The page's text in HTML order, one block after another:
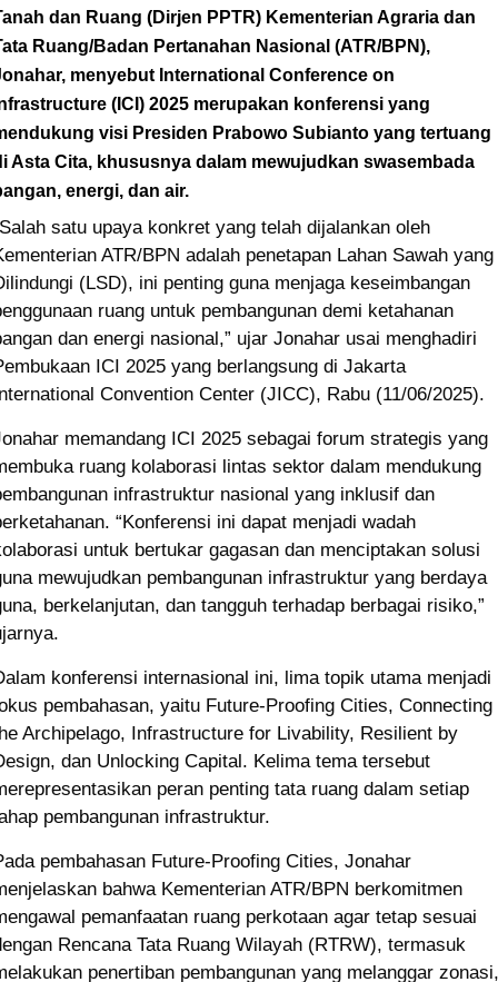
dan Ruang (Dirjen PPTR) Kementerian Agraria dan
Ruang/Badan Pertanahan Nasional (ATR/BPN),
menyebut International Conference on
(ICI) 2025 merupakan konferensi yang
visi Presiden Prabowo Subianto yang tertuang
Asta Cita, khususnya dalam mewujudkan swasembada
energi, dan air.
satu upaya konkret yang telah dijalankan oleh
ATR/BPN adalah penetapan Lahan Sawah yang
(LSD), ini penting guna menjaga keseimbangan
ruang untuk pembangunan demi ketahanan
dan energi nasional,” ujar Jonahar usai menghadiri
ICI 2025 yang berlangsung di Jakarta
Convention Center (JICC), Rabu (11/06/2025).
memandang ICI 2025 sebagai forum strategis yang
ruang kolaborasi lintas sektor dalam mendukung
infrastruktur nasional yang inklusif dan
“Konferensi ini dapat menjadi wadah
untuk bertukar gagasan dan menciptakan solusi
mewujudkan pembangunan infrastruktur yang berdaya
berkelanjutan, dan tangguh terhadap berbagai risiko,”
konferensi internasional ini, lima topik utama menjadi
pembahasan, yaitu Future-Proofing Cities, Connecting
Archipelago, Infrastructure for Livability, Resilient by
dan Unlocking Capital. Kelima tema tersebut
peran penting tata ruang dalam setiap
pembangunan infrastruktur.
pembahasan Future-Proofing Cities, Jonahar
bahwa Kementerian ATR/BPN berkomitmen
pemanfaatan ruang perkotaan agar tetap sesuai
Rencana Tata Ruang Wilayah (RTRW), termasuk
penertiban pembangunan yang melanggar zonasi,